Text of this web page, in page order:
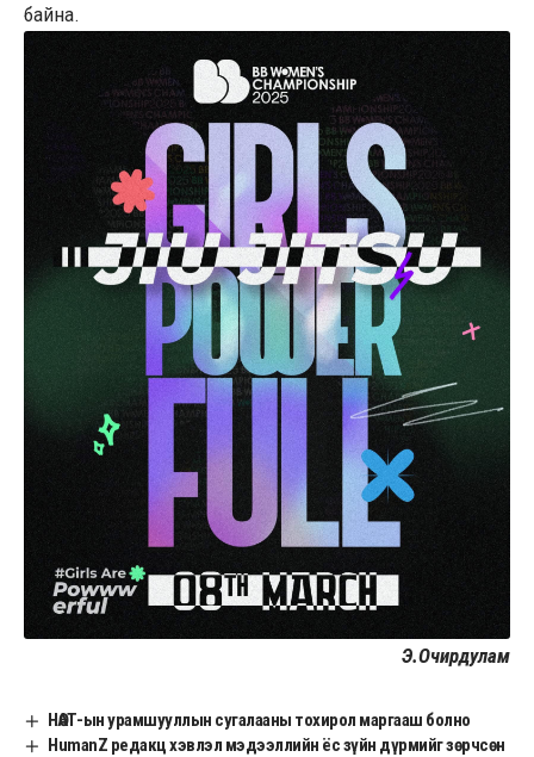
байна.
Э.Очирдулам
НӨАТ-ын урамшууллын сугалааны тохирол маргааш болно
HumanZ редакц хэвлэл мэдээллийн ёс зүйн дүрмийг зөрчсөн